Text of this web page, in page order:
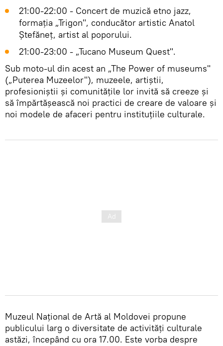
21:00-22:00 - Concert de muzică etno jazz,
formația „Trigon", conducător artistic Anatol
Ștefăneț, artist al poporului.
21:00-23:00 - „Tucano Museum Quest".
Sub moto-ul din acest an „The Power of museums"
(„Puterea Muzeelor"), muzeele, artiștii,
profesioniștii și comunitățile lor invită să creeze și
să împărtășească noi practici de creare de valoare și
noi modele de afaceri pentru instituțiile culturale.
Muzeul Naţional de Artă al Moldovei propune
publicului larg o diversitate de activităţi culturale
astăzi, începând cu ora 17.00. Este vorba despre